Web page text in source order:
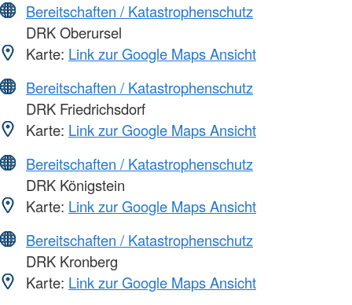
Bereitschaften / Katastrophenschutz
DRK Oberursel
Karte: Link zur Google Maps Ansicht
Bereitschaften / Katastrophenschutz
DRK Friedrichsdorf
Karte: Link zur Google Maps Ansicht
Bereitschaften / Katastrophenschutz
DRK Königstein
Karte: Link zur Google Maps Ansicht
Bereitschaften / Katastrophenschutz
DRK Kronberg
Karte: Link zur Google Maps Ansicht